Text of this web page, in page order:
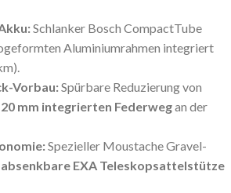
Schlanker Bosch CompactTube
Aluminiumrahmen integriert
Vorbau:Spürbare Reduzierung von
mm integrierten Federwegan der
Spezieller Moustache Gravel-
absenkbare EXA Teleskopsattelstütze